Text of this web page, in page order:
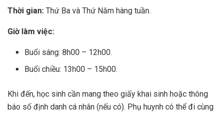
Thời gian: Thứ Ba và Thứ Năm hàng tuần.
Giờ làm việc:
Buổi sáng: 8h00 – 12h00.
Buổi chiều: 13h00 – 15h00.
Khi đến, học sinh cần mang theo giấy khai sinh hoặc thông
báo số định danh cá nhân (nếu có). Phụ huynh có thể đi cùng